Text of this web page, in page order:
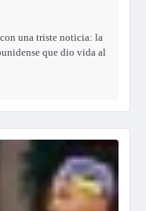
una triste noticia: la
que dio vida al